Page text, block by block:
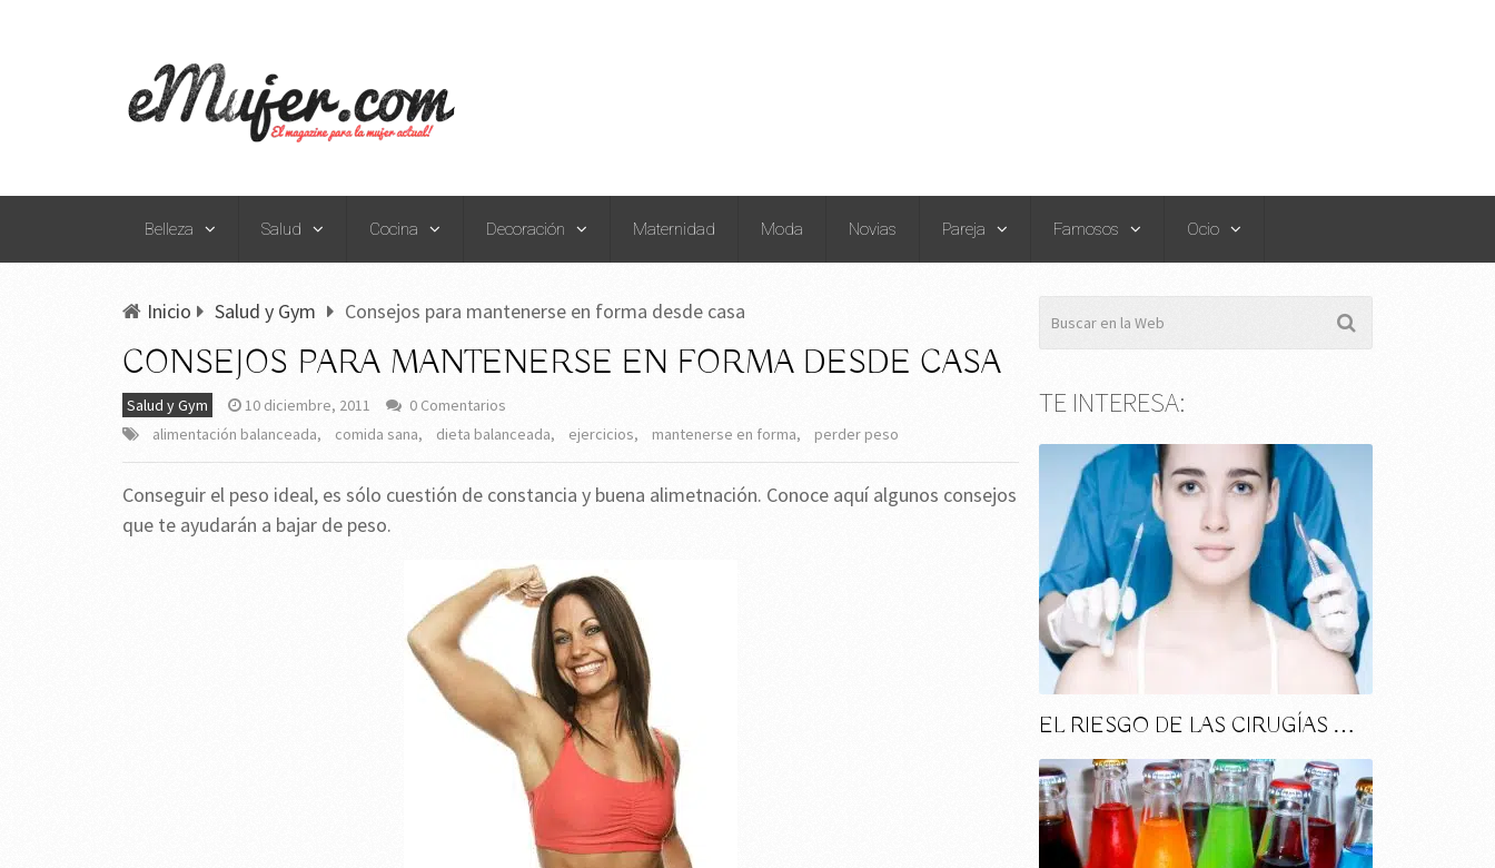
Belleza Salud Cocina Decoración Maternidad Moda Novias Pareja Famosos Ocio
Inicio Salud y Gym Consejos para mantenerse en forma desde casa
CONSEJOS PARA MANTENERSE EN FORMA DESDE CASA
Salud y Gym 10 diciembre, 2011
0 Comentarios
alimentación balanceada, comida sana, dieta balanceada, ejercicios, mantenerse en forma, perder peso
Conseguir el peso ideal, es sólo cuestión de constancia y buena alimetnación. Conoce aquí algunos consejos
que te ayudarán a bajar de peso.
TE INTERESA:
EL RIESGO DE LAS CIRUGÍAS …